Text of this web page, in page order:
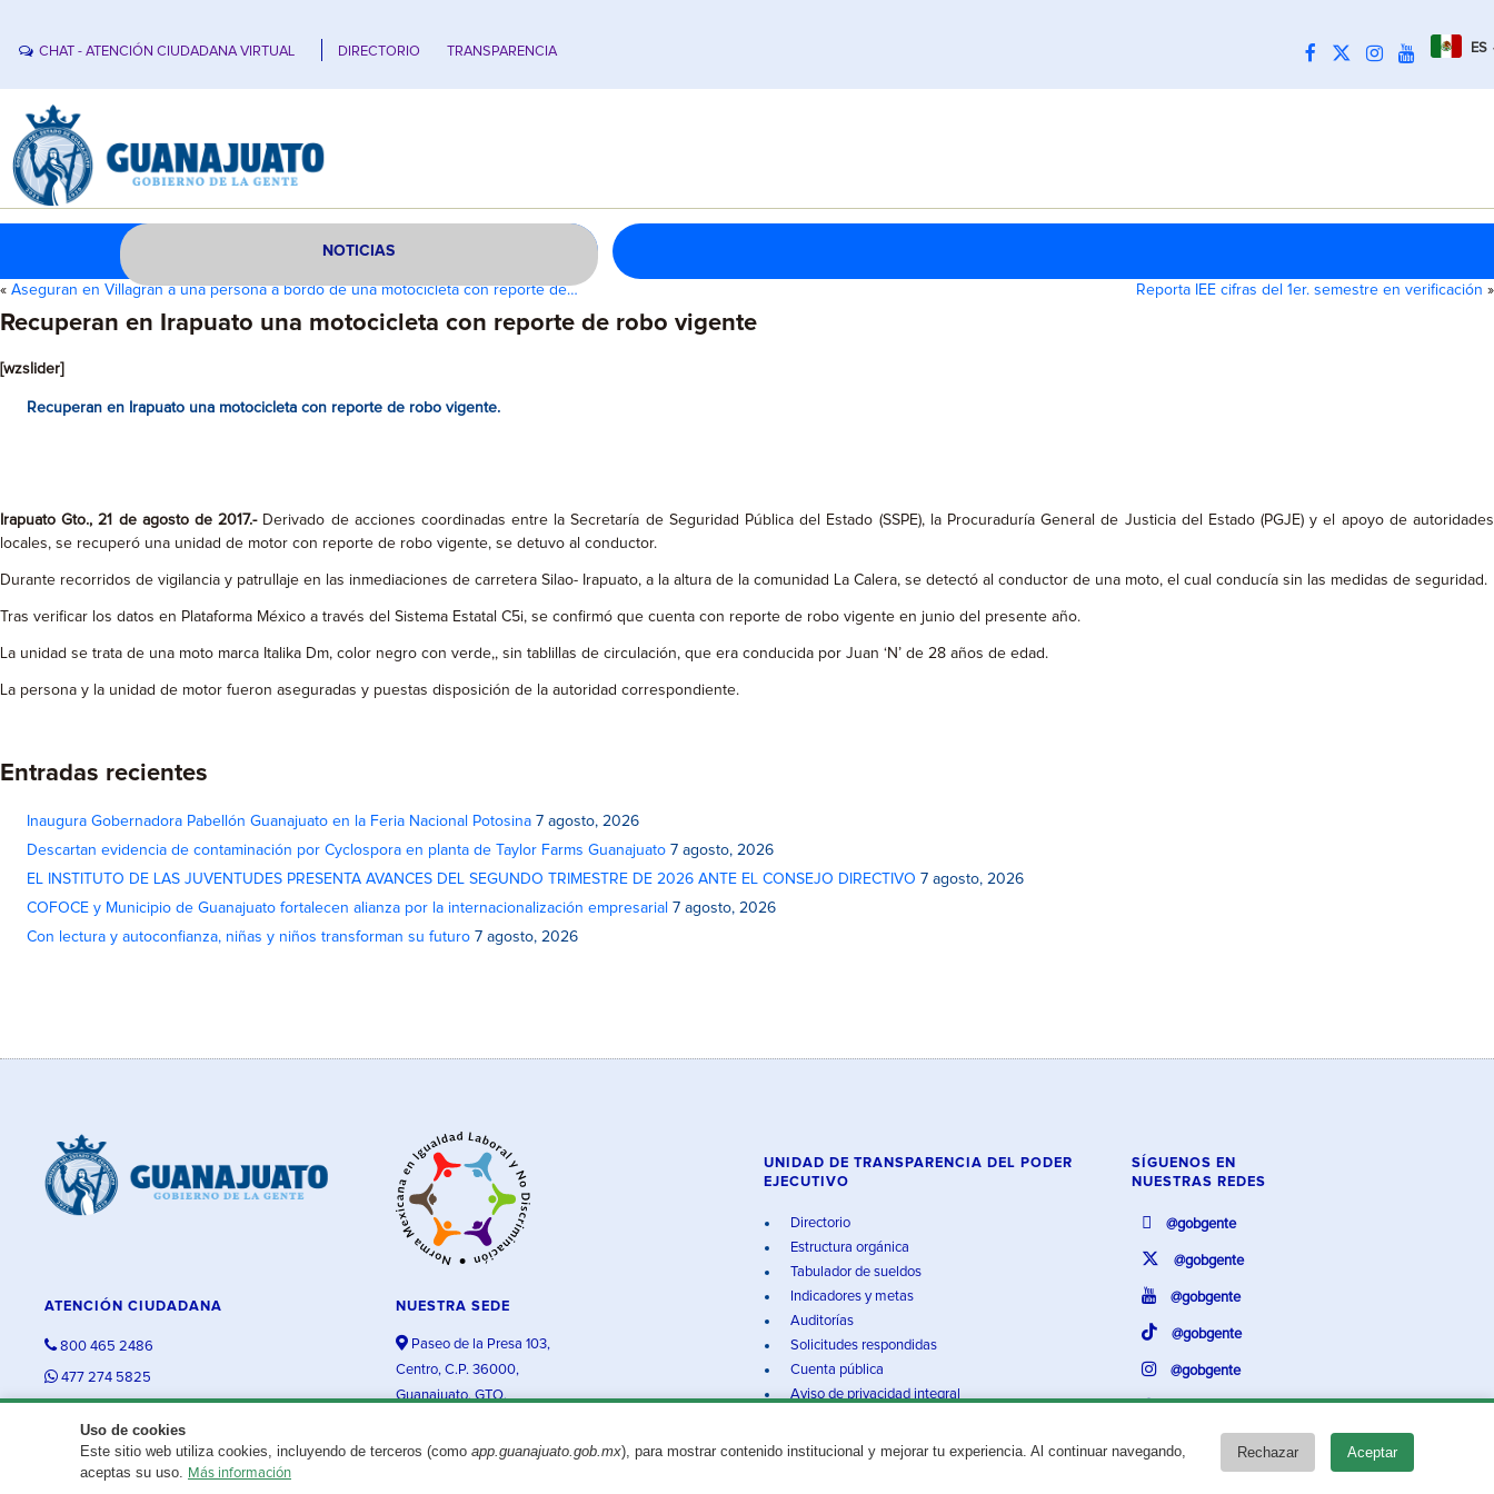
CHAT - ATENCIÓN CIUDADANA VIRTUAL DIRECTORIO TRANSPARENCIA ES
NOTICIAS
« Aseguran en Villagrán a una persona a bordo de una motocicleta con reporte de… Reporta IEE cifras del 1er. semestre en verificación »
Recuperan en Irapuato una motocicleta con reporte de robo vigente
[wzslider]
Recuperan en Irapuato una motocicleta con reporte de robo vigente.
Irapuato Gto., 21 de agosto de 2017.- Derivado de acciones coordinadas entre la Secretaría de Seguridad Pública del Estado (SSPE), la Procuraduría General de Justicia del Estado (PGJE) y el apoyo de autoridades
locales, se recuperó una unidad de motor con reporte de robo vigente, se detuvo al conductor.
Durante recorridos de vigilancia y patrullaje en las inmediaciones de carretera Silao- Irapuato, a la altura de la comunidad La Calera, se detectó al conductor de una moto, el cual conducía sin las medidas de seguridad.
Tras verificar los datos en Plataforma México a través del Sistema Estatal C5i, se confirmó que cuenta con reporte de robo vigente en junio del presente año.
La unidad se trata de una moto marca Italika Dm, color negro con verde,, sin tablillas de circulación, que era conducida por Juan ‘N’ de 28 años de edad.
La persona y la unidad de motor fueron aseguradas y puestas disposición de la autoridad correspondiente.
Entradas recientes
Inaugura Gobernadora Pabellón Guanajuato en la Feria Nacional Potosina 7 agosto, 2026
Descartan evidencia de contaminación por Cyclospora en planta de Taylor Farms Guanajuato 7 agosto, 2026
EL INSTITUTO DE LAS JUVENTUDES PRESENTA AVANCES DEL SEGUNDO TRIMESTRE DE 2026 ANTE EL CONSEJO DIRECTIVO 7 agosto, 2026
COFOCE y Municipio de Guanajuato fortalecen alianza por la internacionalización empresarial 7 agosto, 2026
Con lectura y autoconfianza, niñas y niños transforman su futuro 7 agosto, 2026
Uso de cookies
Este sitio web utiliza cookies, incluyendo de terceros (como app.guanajuato.gob.mx), para mostrar contenido institucional y mejorar tu experiencia. Al continuar navegando,
aceptas su uso. Más información
Rechazar Aceptar
ATENCIÓN CIUDADANA
800 465 2486
477 274 5825
NUESTRA SEDE
Paseo de la Presa 103,
Centro, C.P. 36000,
Guanajuato, GTO.
UNIDAD DE TRANSPARENCIA DEL PODER
EJECUTIVO
Directorio
Estructura orgánica
Tabulador de sueldos
Indicadores y metas
Auditorías
Solicitudes respondidas
Cuenta pública
Aviso de privacidad integral
SÍGUENOS EN
NUESTRAS REDES
@gobgente
@gobgente
@gobgente
@gobgente
@gobgente
@gobgente
¿Existe algún problema con esta página?Repórtalo aquí. Aviso legal© 2025 Gobierno del Estado de Guanajuato